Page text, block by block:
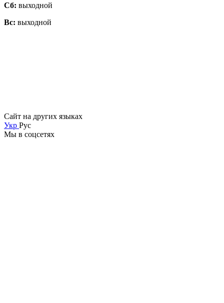
Сб: выходной
Вс: выходной
Сайт на других языках
Укр Рус
Мы в соцсетях